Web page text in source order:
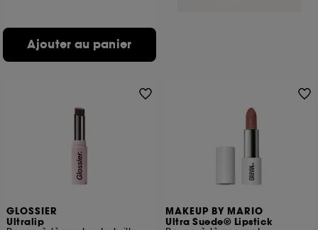
Ajouter au panier
GLOSSIER
Ultralip
MAKEUP BY MARIO
Ultra Suede® Lipstick